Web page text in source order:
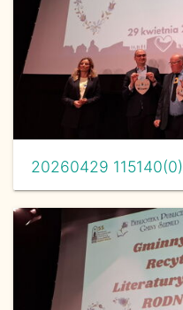
20260429 115140(0)